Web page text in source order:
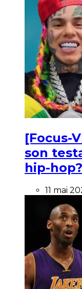
[Focus-
son
hip-hop?
11 mai